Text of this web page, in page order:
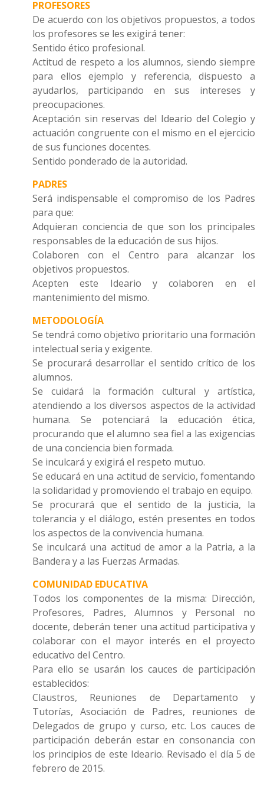
PROFESORES
De acuerdo con los objetivos propuestos, a todos
los profesores se les exigirá tener:
Sentido ético profesional.
Actitud de respeto a los alumnos, siendo siempre
para ellos ejemplo y referencia, dispuesto a
ayudarlos, participando en sus intereses y
preocupaciones.
Aceptación sin reservas del Ideario del Colegio y
actuación congruente con el mismo en el ejercicio
de sus funciones docentes.
Sentido ponderado de la autoridad.
PADRES
Será indispensable el compromiso de los Padres
para que:
Adquieran conciencia de que son los principales
responsables de la educación de sus hijos.
Colaboren con el Centro para alcanzar los
objetivos propuestos.
Acepten este Ideario y colaboren en el
mantenimiento del mismo.
METODOLOGÍA
Se tendrá como objetivo prioritario una formación
intelectual seria y exigente.
Se procurará desarrollar el sentido crítico de los
alumnos.
Se cuidará la formación cultural y artística,
atendiendo a los diversos aspectos de la actividad
humana. Se potenciará la educación ética,
procurando que el alumno sea fiel a las exigencias
de una conciencia bien formada.
Se inculcará y exigirá el respeto mutuo.
Se educará en una actitud de servicio, fomentando
la solidaridad y promoviendo el trabajo en equipo.
Se procurará que el sentido de la justicia, la
tolerancia y el diálogo, estén presentes en todos
los aspectos de la convivencia humana.
Se inculcará una actitud de amor a la Patria, a la
Bandera y a las Fuerzas Armadas.
COMUNIDAD EDUCATIVA
Todos los componentes de la misma: Dirección,
Profesores, Padres, Alumnos y Personal no
docente, deberán tener una actitud participativa y
colaborar con el mayor interés en el proyecto
educativo del Centro.
Para ello se usarán los cauces de participación
establecidos:
Claustros, Reuniones de Departamento y
Tutorías, Asociación de Padres, reuniones de
Delegados de grupo y curso, etc. Los cauces de
participación deberán estar en consonancia con
los principios de este Ideario. Revisado el día 5 de
febrero de 2015.